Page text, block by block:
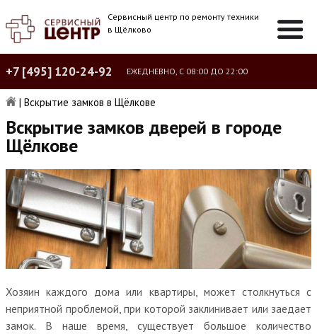
Сервисный центр по ремонту техники
в Щёлково
+7 [495] 120-24-92 ЕЖЕДНЕВНО, С 08:00 ДО 22:00
| Вскрытие замков в Щёлкове
Вскрытие замков дверей в городе
Щёлкове
Хозяин каждого дома или квартиры, может столкнуться с
неприятной проблемой, при которой заклинивает или заедает
замок. В наше время, существует большое количество